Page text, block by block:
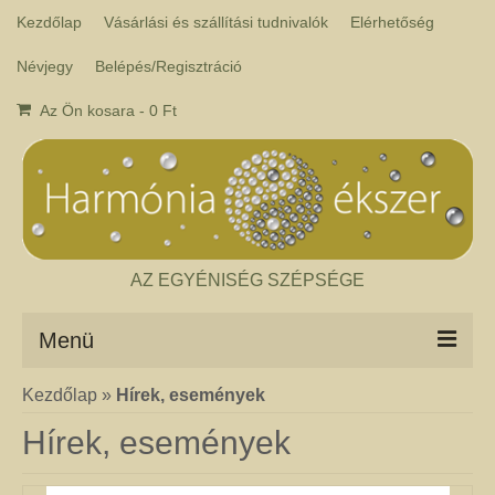
Kezdőlap Vásárlási és szállítási tudnivalók Elérhetőség
Névjegy Belépés/Regisztráció
Az Ön kosara - 0 Ft
AZ EGYÉNISÉG SZÉPSÉGE
Menü
Csakra ékszer
a népi hagyományok szerint segítik a csakrák harmónikus működését. Az
határozza meg, hogy melyik csakrához rendeljük. Így lehetséges az, hogy pl.
Kezdőlap » Hírek, események
Hírek, események